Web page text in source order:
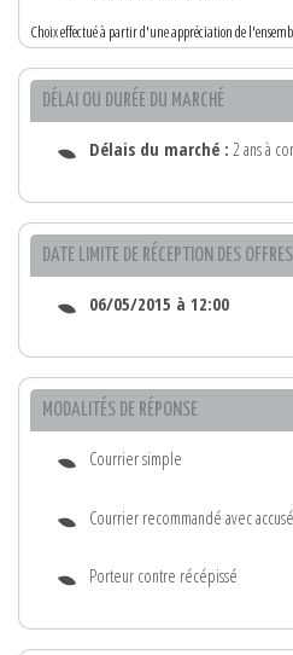
Choix effectué à partir d'une appréciation de
DÉLAI OU DURÉE DU MARCHÉ
Délais du marché : 2 ans à
DATE LIMITE DE RÉCEPTION DES OFFRES
06/05/2015 à 12:00
MODALITÉS DE RÉPONSE
Courrier simple
Courrier recommandé avec
Porteur contre récépissé